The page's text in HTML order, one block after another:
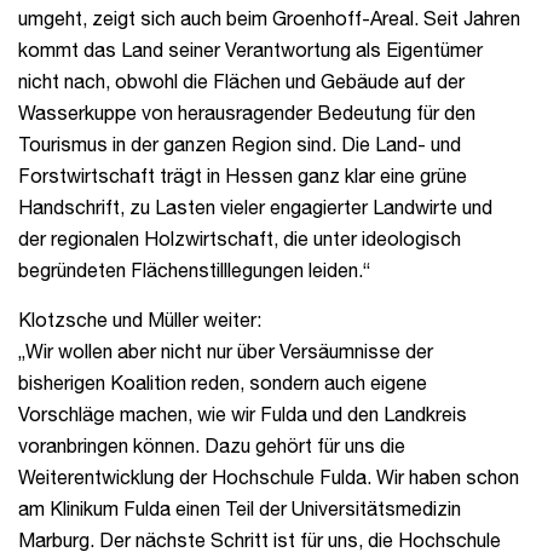
umgeht, zeigt sich auch beim Groenhoff-Areal. Seit Jahren
kommt das Land seiner Verantwortung als Eigentümer
nicht nach, obwohl die Flächen und Gebäude auf der
Wasserkuppe von herausragender Bedeutung für den
Tourismus in der ganzen Region sind. Die Land- und
Forstwirtschaft trägt in Hessen ganz klar eine grüne
Handschrift, zu Lasten vieler engagierter Landwirte und
der regionalen Holzwirtschaft, die unter ideologisch
begründeten Flächenstilllegungen leiden.“
Klotzsche und Müller weiter:
„Wir wollen aber nicht nur über Versäumnisse der
bisherigen Koalition reden, sondern auch eigene
Vorschläge machen, wie wir Fulda und den Landkreis
voranbringen können. Dazu gehört für uns die
Weiterentwicklung der Hochschule Fulda. Wir haben schon
am Klinikum Fulda einen Teil der Universitätsmedizin
Marburg. Der nächste Schritt ist für uns, die Hochschule